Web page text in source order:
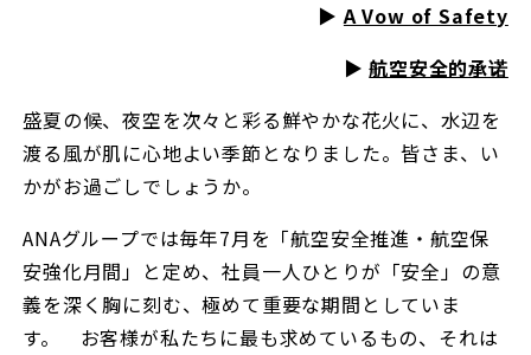
▶︎A Vow of Safety
▶︎航空安全的承诺
盛夏の候、夜空を次々と彩る鮮やかな花火に、水辺を
渡る風が肌に心地よい季節となりました。皆さま、い
かがお過ごしでしょうか。
ANAグループでは毎年7月を「航空安全推進・航空保
安強化月間」と定め、社員一人ひとりが「安全」の意
義を深く胸に刻む、極めて重要な期間としていま
す。 お客様が私たちに最も求めているもの、それは